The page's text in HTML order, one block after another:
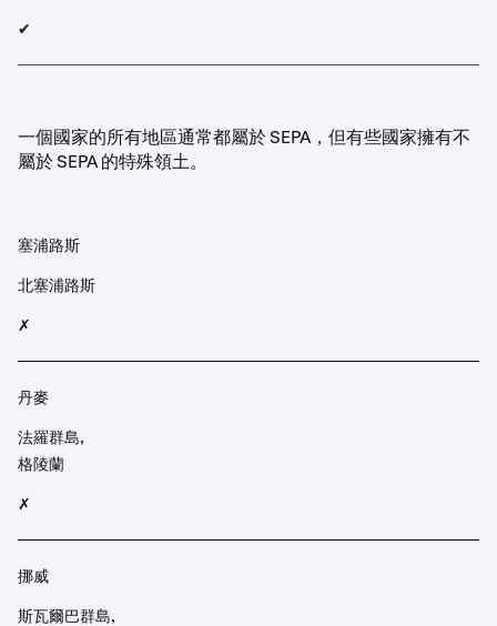
✔︎
一個國家的所有地區通常都屬於 SEPA，但有些國家擁有不
屬於 SEPA 的特殊領土。
塞浦路斯
北塞浦路斯
✗
丹麥
法羅群島,
格陵蘭
✗
挪威
斯瓦爾巴群島,